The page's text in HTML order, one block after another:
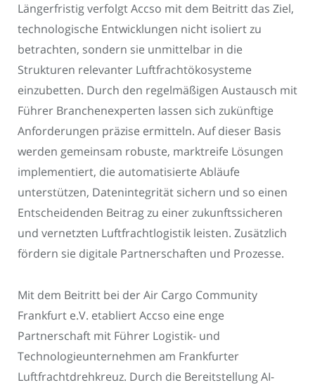
Längerfristig verfolgt Accso mit dem Beitritt das Ziel,
technologische Entwicklungen nicht isoliert zu
betrachten, sondern sie unmittelbar in die
Strukturen relevanter Luftfrachtökosysteme
einzubetten. Durch den regelmäßigen Austausch mit
Führer Branchenexperten lassen sich zukünftige
Anforderungen präzise ermitteln. Auf dieser Basis
werden gemeinsam robuste, marktreife Lösungen
implementiert, die automatisierte Abläufe
unterstützen, Datenintegrität sichern und so einen
Entscheidenden Beitrag zu einer zukunftssicheren
und vernetzten Luftfrachtlogistik leisten. Zusätzlich
fördern sie digitale Partnerschaften und Prozesse.
Mit dem Beitritt bei der Air Cargo Community
Frankfurt e.V. etabliert Accso eine enge
Partnerschaft mit Führer Logistik- und
Technologieunternehmen am Frankfurter
Luftfrachtdrehkreuz. Durch die Bereitstellung AI-